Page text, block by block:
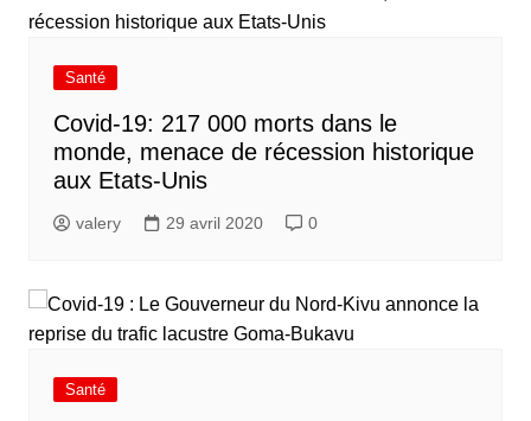
Santé
Covid-19: 217 000 morts dans le
monde, menace de récession historique
aux Etats-Unis
valery 29 avril 2020 0
Santé